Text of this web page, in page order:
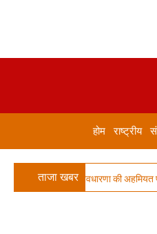
होम राष्ट्रीय
ताजा खबर
सैनिक’ अवधारणा की अहमियत पर प्रकाश